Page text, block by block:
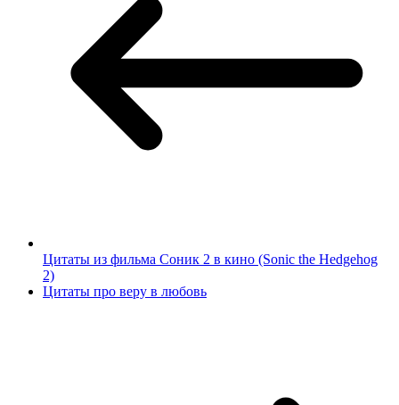
Цитаты из фильма Соник 2 в кино (Sonic the Hedgehog
2)
Цитаты про веру в любовь